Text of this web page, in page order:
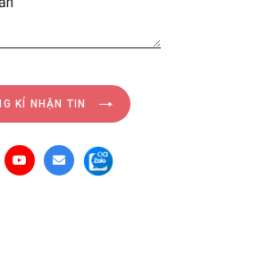
KÍ NHẬN TIN